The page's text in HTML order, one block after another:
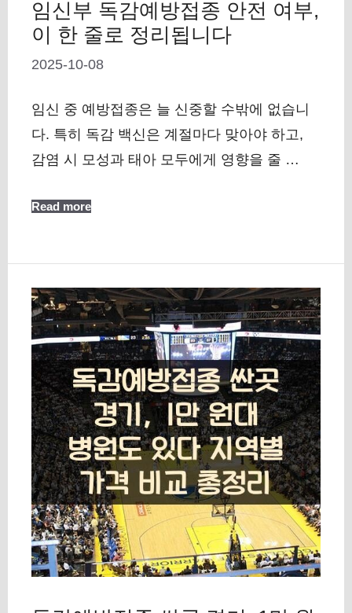
임신부 독감예방접종 안전 여부,
이 한 줄로 정리됩니다
2025-10-08
임신 중 예방접종은 늘 신중할 수밖에 없습니
다. 특히 독감 백신은 계절마다 맞아야 하고,
감염 시 모성과 태아 모두에게 영향을 줄 …
Read more